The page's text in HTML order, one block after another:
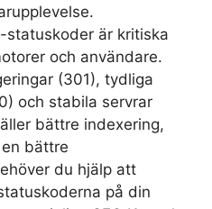
statuskoder är kritiska
och användare.
(301), tydliga
och stabila servrar
bättre indexering,
bättre
du hjälp att
på din